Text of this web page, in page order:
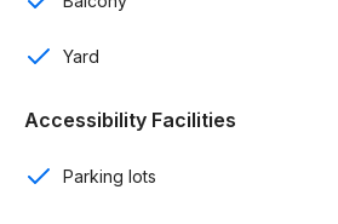
2 parqueos
Yard
Accessibility Facilities
Parking lots